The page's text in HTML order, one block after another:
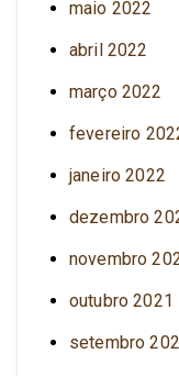
maio 2022
abril 2022
março 2022
fevereiro
janeiro 2022
dezembro
novembro
outubro 2021
setembro